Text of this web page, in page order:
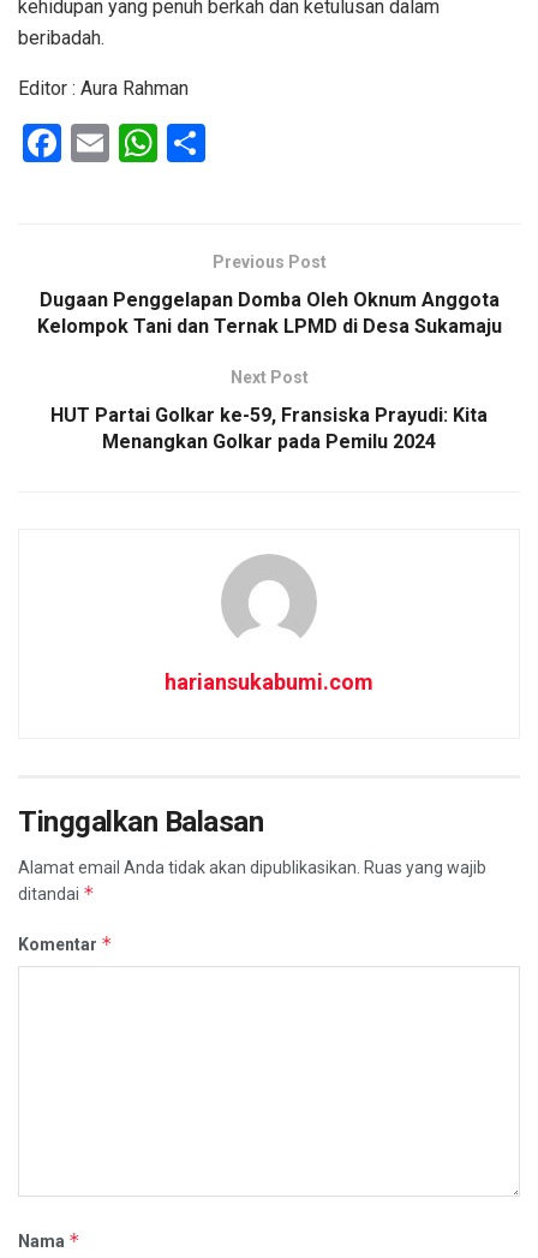
kehidupan yang penuh berkah dan ketulusan dalam
beribadah.
Editor : Aura Rahman
F
o
o
E
W
A
p
ePrevious Post
Dugaan Penggelapan Domba Oleh Oknum Anggota
Kelompok Tani dan Ternak LPMD di Desa Sukamaju
Next Post
HUT Partai Golkar ke-59, Fransiska Prayudi: Kita
Menangkan Golkar pada Pemilu 2024
hariansukabumi.com
Tinggalkan Balasan
Alamat email Anda tidak akan dipublikasikan. Ruas yang wajib
ditandai *
Komentar *
Nama *